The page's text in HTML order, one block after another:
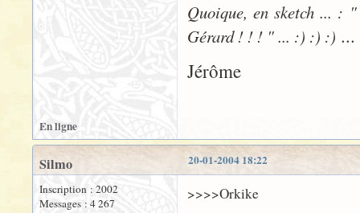
Quoique, en sketch ... :
Gérard ! ! ! " ... :) :) :) ...
Jérôme
En ligne
20-01-2004 18:22
Silmo
Inscription : 2002
Messages : 4 267
>>>>Orkike